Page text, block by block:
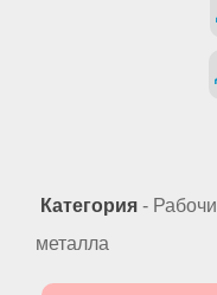
Категория -
металла